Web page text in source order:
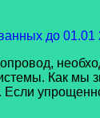
до 01.01
Как мы
Если